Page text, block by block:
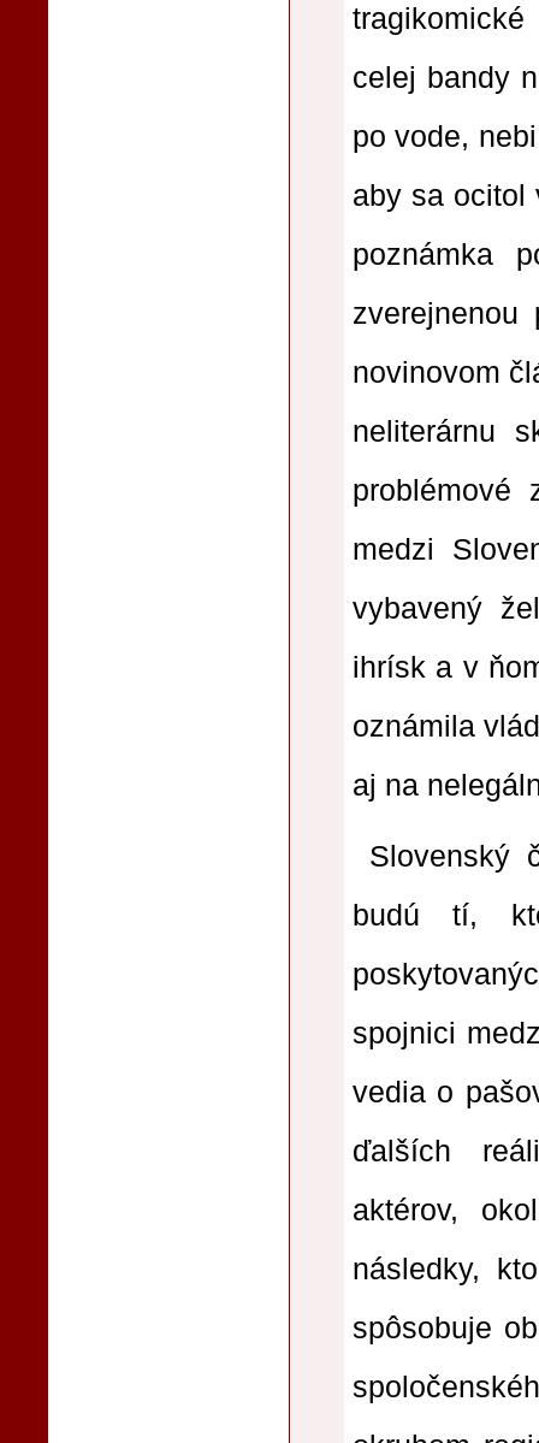
celej bandy
po vode,
aby sa ocitol
poznámka
novinovom
neliterárnu
medzi
vybavený
ihrísk a v
oznámila
aj na
Slovenský
budú tí,
spojnici
vedia o
ďalších
aktérov,
následky,
spôsobuje